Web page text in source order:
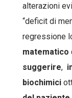
alterazioni
“deficit di
regressione
matematico
suggerire,
biochimici